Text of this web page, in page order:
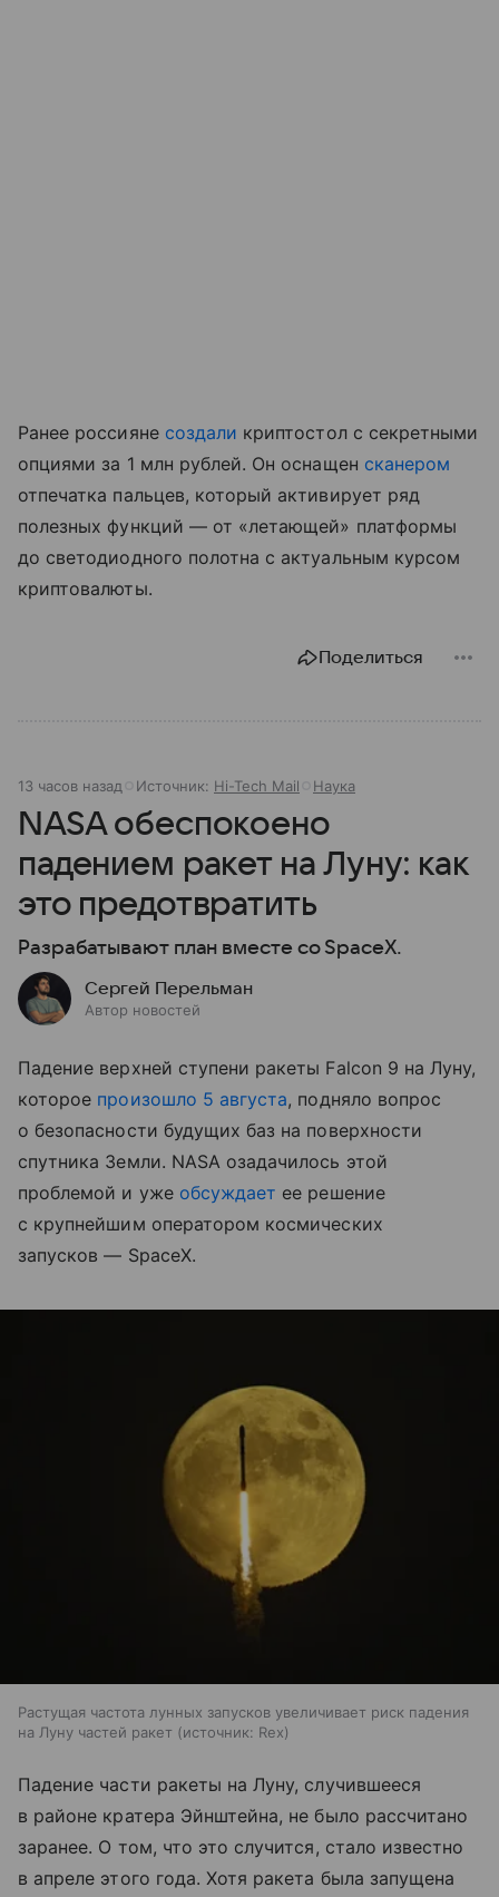
Ранее россияне создали криптостол с секретными
опциями за 1 млн рублей. Он оснащен сканером
отпечатка пальцев, который активирует ряд
полезных функций — от «летающей» платформы
до светодиодного полотна с актуальным курсом
криптовалюты.
Поделиться
13 часов назад Источник: Hi-Tech Mail Наука
NASA обеспокоено
падением ракет на Луну: как
это предотвратить
Разрабатывают план вместе со SpaceX.
Сергей Перельман
Автор новостей
Падение верхней ступени ракеты Falcon 9 на Луну,
которое произошло 5 августа, подняло вопрос
о безопасности будущих баз на поверхности
спутника Земли. NASA озадачилось этой
проблемой и уже обсуждает ее решение
с крупнейшим оператором космических
запусков — SpaceX.
Растущая частота лунных запусков увеличивает риск падения
на Луну частей ракет
источник: Rex
Падение части ракеты на Луну, случившееся
в районе кратера Эйнштейна, не было рассчитано
заранее. О том, что это случится, стало известно
в апреле этого года. Хотя ракета была запущена